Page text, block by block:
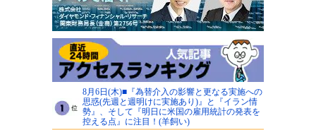
8月6日(木)■『為替介入の影響と更なる実施への
思惑(先週と週明けに実施あり)』と『イラン情
勢』、そして『明日に米国の雇用統計の発表を
控える点』に注目！(羊飼い)